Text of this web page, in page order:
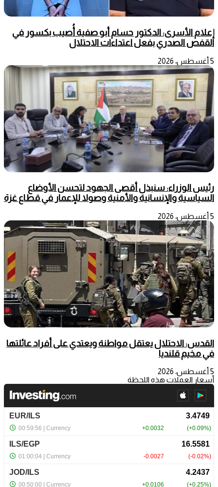
إعلام الأسرى: الدكتور حسام أبو صفية أُصيب بكسور في
القفص الصدري بفعل اعتداءات الاحتلال
5 أغسطس، 2026
رئيس الوزراء: سنبذل أقصى الجهود لتحسن الأوضاع
السياسية والإنسانية والأمنية وصولا للإعمار في قطاع غزة
5 أغسطس، 2026
القدس: الاحتلال يعتقل مواطنة ويعتدي على أفراد عائلتها
في مخيم قلنديا
5 أغسطس، 2026
أسعار العملات هذه اللحظة